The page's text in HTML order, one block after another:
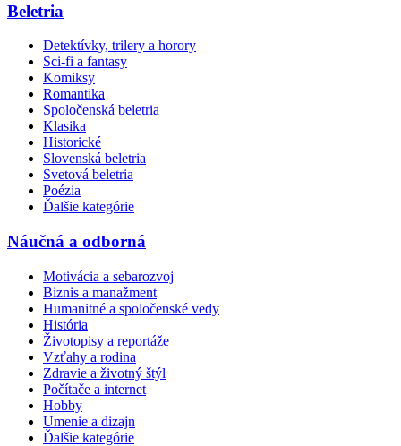
Beletria
Detektívky, trilery a horory
Sci-fi a fantasy
Komiksy
Romantika
Spoločenská beletria
Klasika
Historické
Slovenská beletria
Svetová beletria
Poézia
Ďalšie kategórie
Náučná a odborná
Motivácia a sebarozvoj
Biznis a manažment
Humanitné a spoločenské vedy
História
Životopisy a reportáže
Vzťahy a rodina
Zdravie a životný štýl
Počítače a internet
Hobby
Umenie a dizajn
Ďalšie kategórie